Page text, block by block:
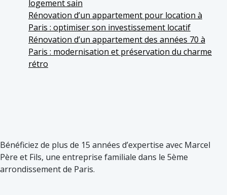
logement sain
Rénovation d’un appartement pour location à
Paris : optimiser son investissement locatif
Rénovation d’un appartement des années 70 à
Paris : modernisation et préservation du charme
rétro
Bénéficiez de plus de 15 années d’expertise avec Marcel
Père et Fils, une entreprise familiale dans le 5ème
arrondissement de Paris.